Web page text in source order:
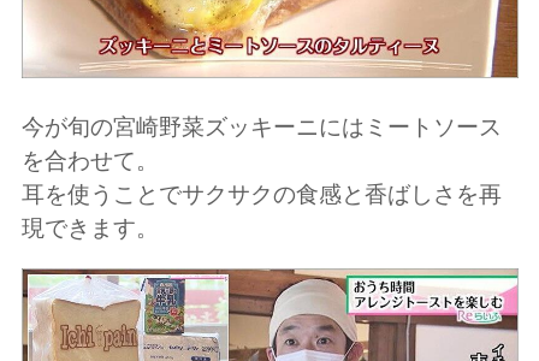
今が旬の宮崎野菜ズッキーニにはミートソース
を合わせて。
耳を使うことでサクサクの食感と香ばしさを再
現できます。